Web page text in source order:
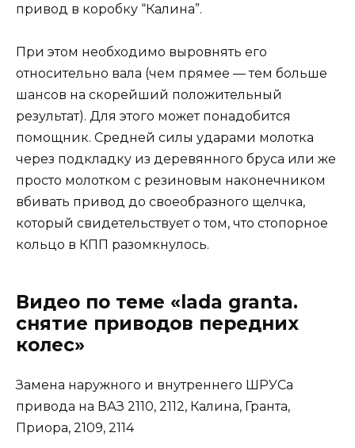
привод в коробку “Калина”.
При этом необходимо выровнять его
относительно вала (чем прямее — тем больше
шансов на скорейший положительный
результат). Для этого может понадобится
помощник. Средней силы ударами молотка
через подкладку из деревянного бруса или же
просто молотком с резиновым наконечником
вбивать привод до своеобразного щелчка,
который свидетельствует о том, что стопорное
кольцо в КПП разомкнулось.
Видео по теме «lada granta.
снятие приводов передних
колес»
Замена наружного и внутреннего ШРУСа
привода на ВАЗ 2110, 2112, Калина, Гранта,
Приора, 2109, 2114